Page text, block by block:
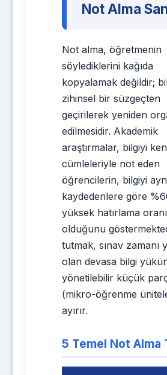
Not Alma
Not alma, öğretmenin
söylediklerini kağıda
kopyalamak değildir;
zihinsel bir süzgeçten
geçirilerek yeniden
edilmesidir. Akademik
araştırmalar, bilgiyi
cümleleriyle not eden
öğrencilerin, bilgiyi
kaydedenlere göre
yüksek hatırlama
olduğunu
tutmak, sınav zamanı
olan devasa bilgi
yönetilebilir küçük
(mikro-öğrenme
ayırır.
5 Temel Not Alma